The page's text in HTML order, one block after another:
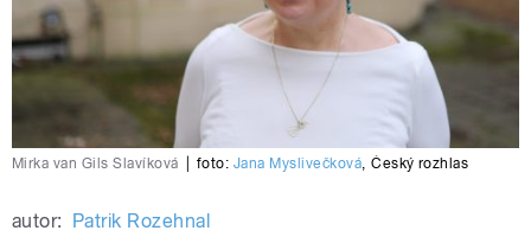
Mirka van Gils Slavíková foto: Jana Myslivečková,Český rozhlas
autor: Patrik Rozehnal